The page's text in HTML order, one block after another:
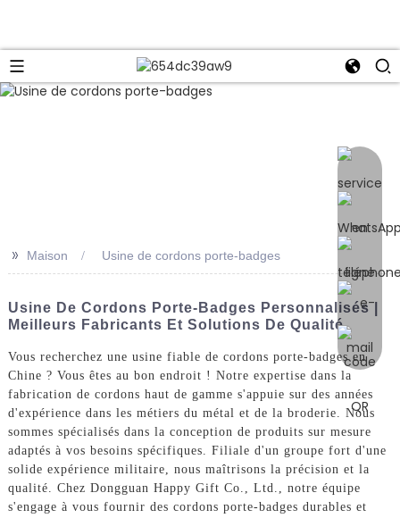
>> Maison Usine de cordons porte-badges
Usine De Cordons Porte-Badges Personnalisés |
Meilleurs Fabricants Et Solutions De Qualité
Vous recherchez une usine fiable de cordons porte-badges en
Chine ? Vous êtes au bon endroit ! Notre expertise dans la
fabrication de cordons haut de gamme s'appuie sur des années
d'expérience dans les métiers du métal et de la broderie. Nous
sommes spécialisés dans la conception de produits sur mesure
adaptés à vos besoins spécifiques. Filiale d'un groupe fort d'une
solide expérience militaire, nous maîtrisons la précision et la
qualité. Chez Dongguan Happy Gift Co., Ltd., notre équipe
s'engage à vous fournir des cordons porte-badges durables et